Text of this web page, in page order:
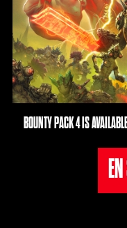
BOUNTY PACK 4 IS